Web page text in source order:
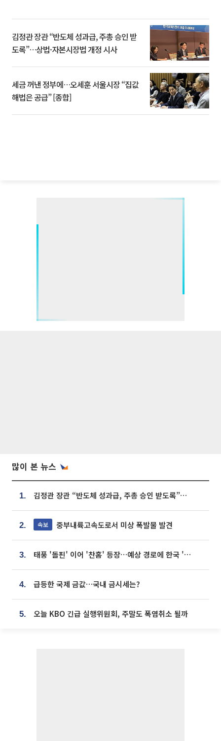
김정관 장관 “반도체 성과급, 주총 승인 받
도록”…상법·자본시장법 개정 시사
세금 꺼낸 정부에…오세훈 서울시장 “집값
해법은 공급” [종합]
많이 본 뉴스
1. 김정관 장관 “반도체 성과급, 주총 승인 받도록”…상법·자본시장법 개정 시사
2. 속보 중부내륙고속도로서 미상 폭발물 발견
3. 태풍 '돌핀' 이어 '찬홈' 등장…예상 경로에 한국 '한숨'
4. 급등한 국제 금값…국내 금시세는?
5. 오늘 KBO 긴급 실행위원회, 주말도 폭염취소 될까